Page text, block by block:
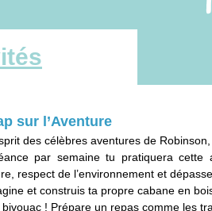
sur l’Aventure
des célèbres aventures de
par semaine tu pratiquera cette
respect de l’environnement et
et construis ta propre cabane en
bivouac ! Prépare un repas comme les